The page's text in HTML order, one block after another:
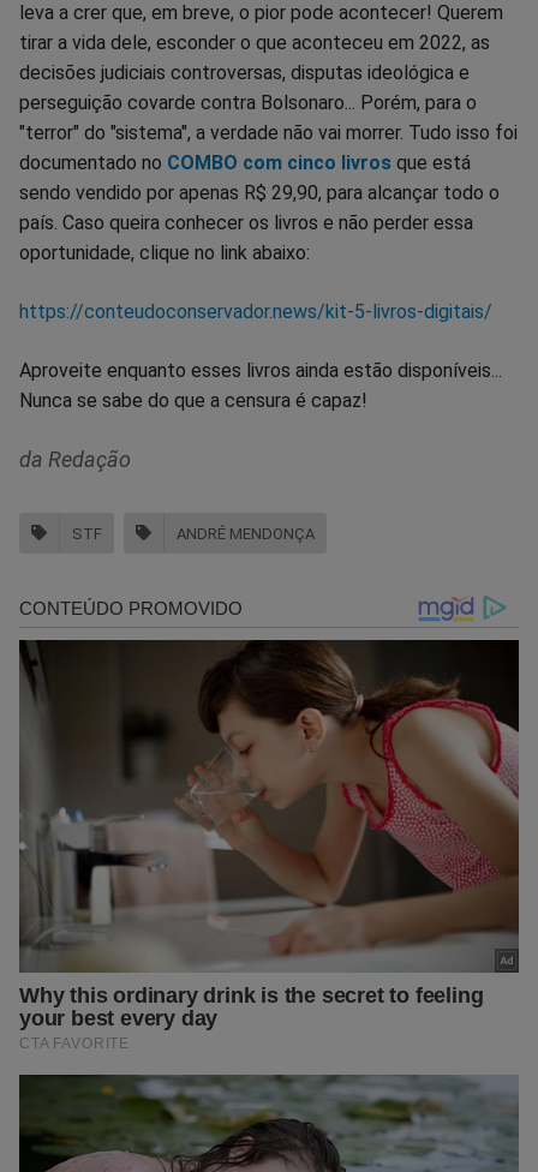
leva a crer que, em breve, o pior pode acontecer! Querem
tirar a vida dele, esconder o que aconteceu em 2022, as
decisões judiciais controversas, disputas ideológica e
perseguição covarde contra Bolsonaro... Porém, para o
"terror" do "sistema", a verdade não vai morrer. Tudo isso foi
documentado no COMBO com cinco livros que está
sendo vendido por apenas R$ 29,90, para alcançar todo o
país. Caso queira conhecer os livros e não perder essa
oportunidade, clique no link abaixo:
https://conteudoconservador.news/kit-5-livros-digitais/
Aproveite enquanto esses livros ainda estão disponíveis...
Nunca se sabe do que a censura é capaz!
da Redação
STF ANDRÉ MENDONÇA